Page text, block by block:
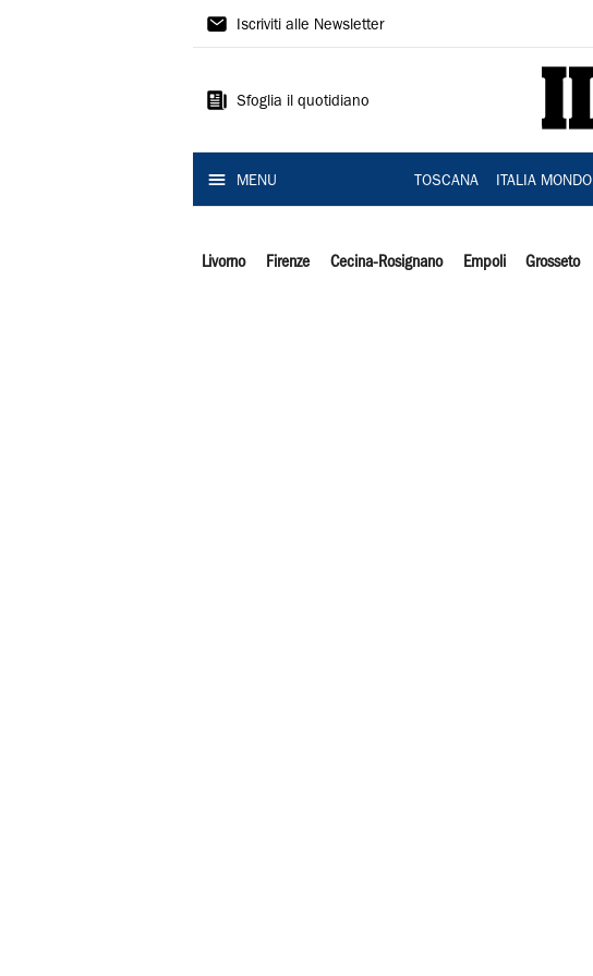
Il
Iscriviti alle Newsletter
Sfoglia il quotidiano
MENU TOSCANA ITALIA MONDO
Livorno Firenze Cecina-Rosignano Empoli Grosseto